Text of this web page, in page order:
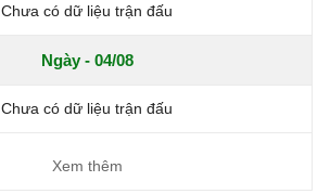
Chưa có dữ liệu trận đấu
Ngày - 04/08
Chưa có dữ liệu trận đấu
Xem thêm